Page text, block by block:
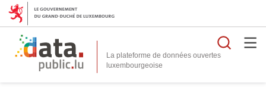
La plateforme de données ouvertes